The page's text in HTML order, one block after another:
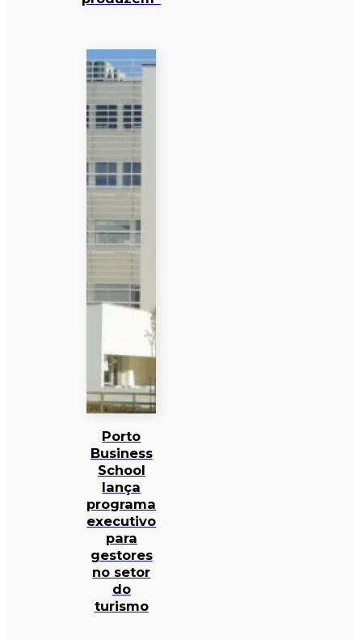
Porto
Business
School
lança
programa
executivo
para
gestores
no setor
do
turismo